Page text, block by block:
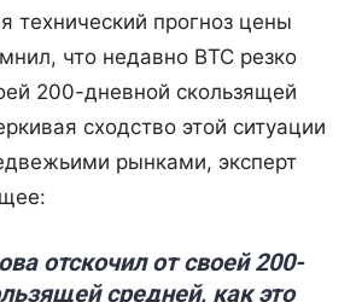
технический прогноз цены
что недавно BTC резко
200-дневной скользящей
сходство этой ситуации
рынками, эксперт
отскочил от своей 200-
средней, как это